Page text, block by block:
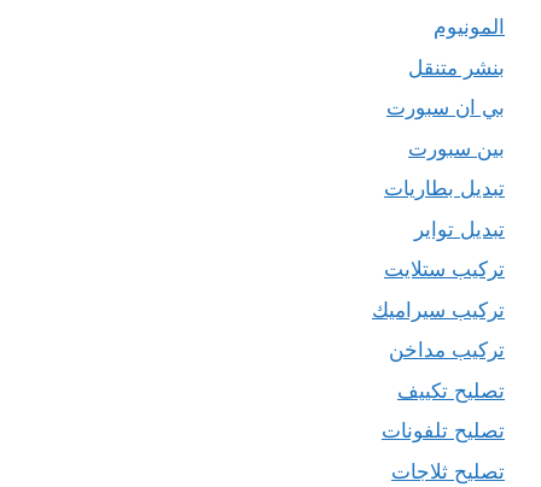
المونيوم
بنشر متنقل
بي ان سبورت
بين سبورت
تبديل بطاريات
تبديل تواير
تركيب ستلايت
تركيب سيراميك
تركيب مداخن
تصليح تكييف
تصليح تلفونات
تصليح ثلاجات